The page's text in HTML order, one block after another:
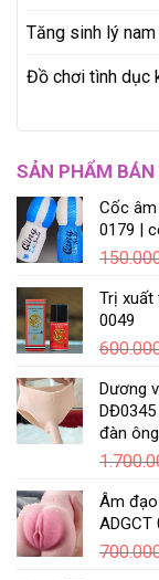
Tăng sinh lý nam
Đồ chơi tình dục
SẢN PHẨM BÁN
Cốc
0179 |
Trị xuất
0049
Dương
đàn ông
Âm
ADGCT